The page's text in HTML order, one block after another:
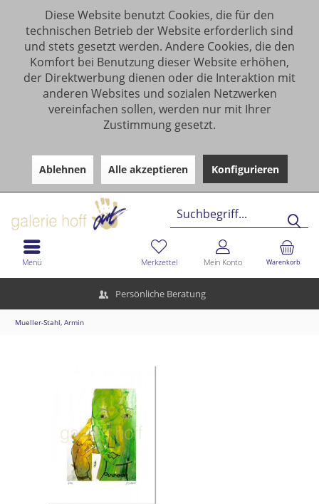
Diese Website benutzt Cookies, die für den
technischen Betrieb der Website erforderlich sind
und stets gesetzt werden. Andere Cookies, die den
Komfort bei Benutzung dieser Website erhöhen,
der Direktwerbung dienen oder die Interaktion mit
anderen Websites und sozialen Netzwerken
vereinfachen sollen, werden nur mit Ihrer
Zustimmung gesetzt.
Ablehnen Alle akzeptieren Konfigurieren
Persönliche Beratung
Warenkorb
Merkzettel Mein Konto
Menü
Mueller-Stahl, Armin